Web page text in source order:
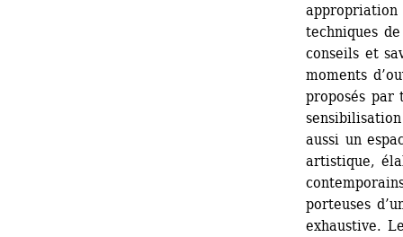
techniques
conseils et
moments
proposés par
aussi un
artistique,
porteuses
exhaustive.